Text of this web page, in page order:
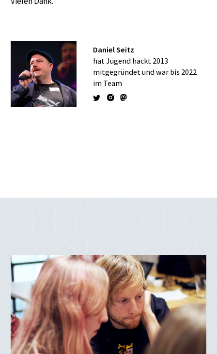
Daniel Seitz
hat Jugend hackt 2013
mitgegründet und war bis 2022
im Team